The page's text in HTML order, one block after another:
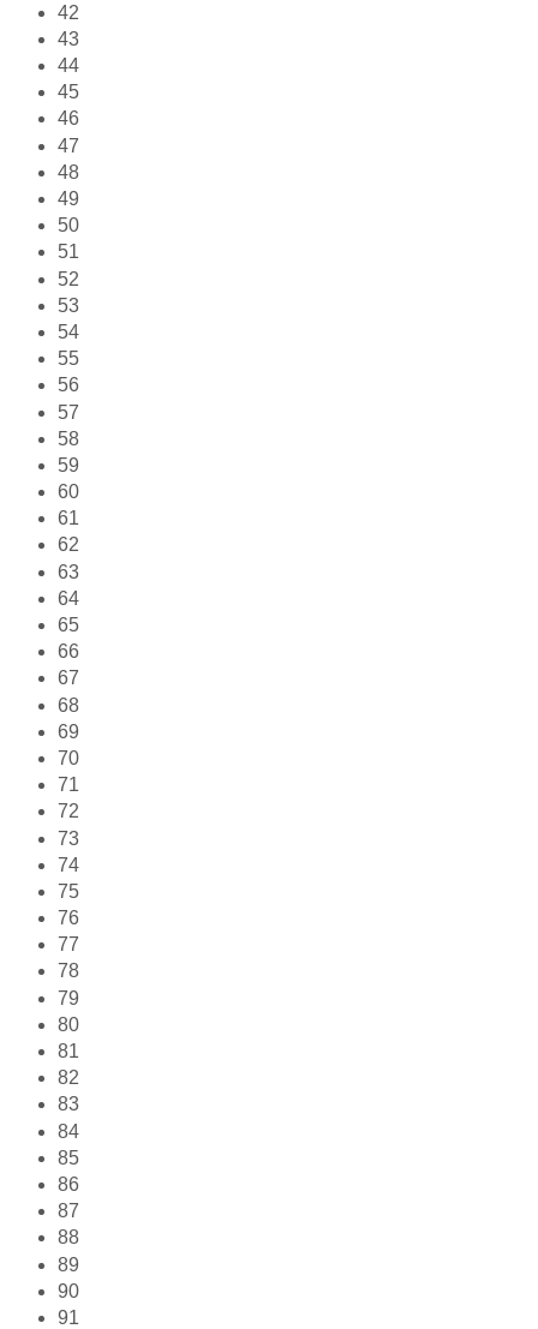
42
43
44
45
46
47
48
49
50
51
52
53
54
55
56
57
58
59
60
61
62
63
64
65
66
67
68
69
70
71
72
73
74
75
76
77
78
79
80
81
82
83
84
85
86
87
88
89
90
91